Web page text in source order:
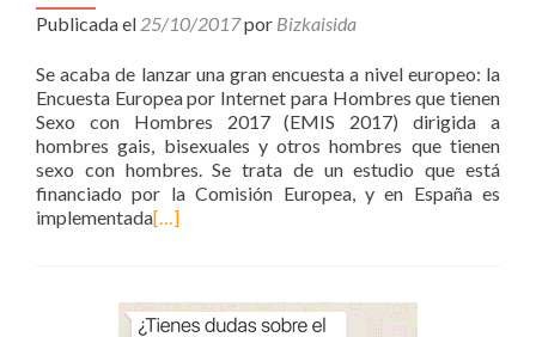
Publicada el 25/10/2017por Bizkaisida
Se acaba de lanzar una gran encuesta a nivel europeo: la
Encuesta Europea por Internet para Hombres que tienen
Sexo con Hombres 2017 (EMIS 2017) dirigida a
hombres gais, bisexuales y otros hombres que tienen
sexo con hombres. Se trata de un estudio que está
financiado por la Comisión Europea, y en España es
implementada[…]